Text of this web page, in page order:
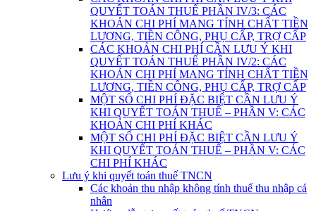
QUYẾT TOÁN THUẾ PHẦN IV/3: CÁC
KHOẢN CHI PHÍ MANG TÍNH CHẤT TIỀN
LƯƠNG, TIỀN CÔNG, PHỤ CẤP, TRỢ CẤP
CÁC KHOẢN CHI PHÍ CẦN LƯU Ý KHI
QUYẾT TOÁN THUẾ PHẦN IV/2: CÁC
KHOẢN CHI PHÍ MANG TÍNH CHẤT TIỀN
LƯƠNG, TIỀN CÔNG, PHỤ CẤP, TRỢ CẤP
MỘT SỐ CHI PHÍ ĐẶC BIỆT CẦN LƯU Ý
KHI QUYẾT TOÁN THUẾ – PHẦN V: CÁC
KHOẢN CHI PHÍ KHÁC
MỘT SỐ CHI PHÍ ĐẶC BIỆT CẦN LƯU Ý
KHI QUYẾT TOÁN THUẾ – PHẦN V: CÁC
CHI PHÍ KHÁC
Lưu ý khi quyết toán thuế TNCN
Các khoản thu nhập không tính thuế thu nhập cá
nhân